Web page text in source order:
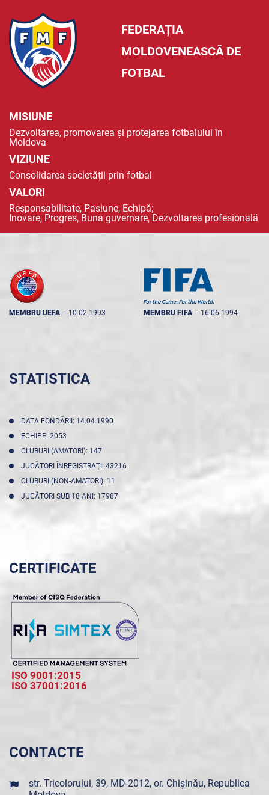
FEDERAȚIA
MOLDOVENEASCĂ DE
FOTBAL
MISIUNE
Dezvoltarea, promovarea și protejarea fotbalului în
Moldova
VIZIUNE
Consolidarea societății prin fotbal
VALORI
Responsabilitate, Pasiune, Echipă;
Inovare, Progres, Buna guvernare, Dezvoltarea profesională
MEMBRU UEFA -- 10.02.1993 MEMBRU FIFA -- 16.06.1994
STATISTICA
DATA FONDĂRII: 14.04.1990
ECHIPE: 2053
CLUBURI (AMATORI): 147
JUCĂTORI ÎNREGISTRAŢI: 43216
CLUBURI (NON-AMATORI): 11
JUCĂTORI SUB 18 ANI: 17987
CERTIFICATE
ISO 9001:2015
ISO 37001:2016
CONTACTE
str. Tricolorului, 39, MD-2012, or. Chișinău, Republica